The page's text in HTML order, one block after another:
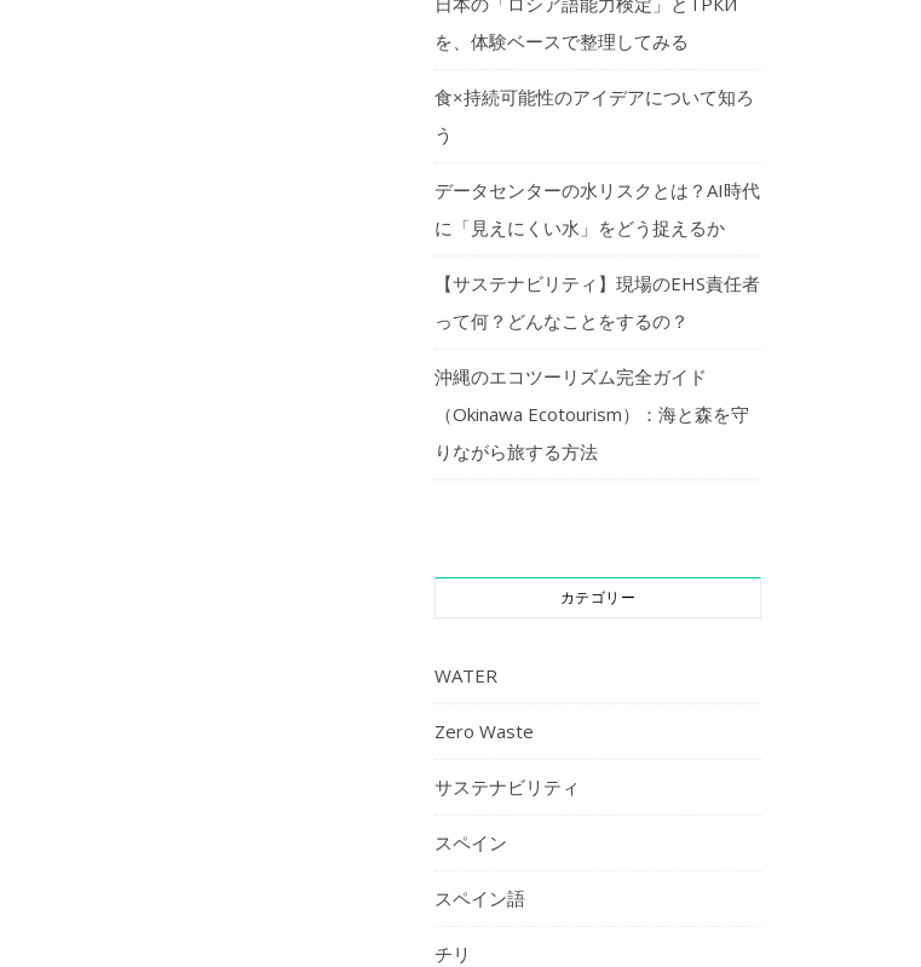
を、体験ベースで整理してみる
食×持続可能性のアイデアについて知ろ
う
データセンターの水リスクとは？AI時代
に「見えにくい水」をどう捉えるか
【サステナビリティ】現場のEHS責任者
って何？どんなことをするの？
沖縄のエコツーリズム完全ガイド
（Okinawa Ecotourism）：海と森を守
りながら旅する方法
カテゴリー
WATER
Zero Waste
サステナビリティ
スペイン
スペイン語
チリ